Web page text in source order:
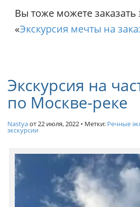
Вы тоже можете заказать
«Экскурсия мечты на
Экскурсия на
по Москве-реке
Nastyaот22 июля, 2022 • Метки: Речные
экскурсии